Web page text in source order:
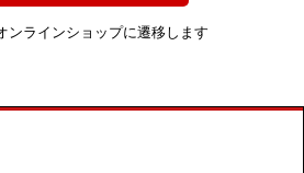
ンラインショップに遷移します